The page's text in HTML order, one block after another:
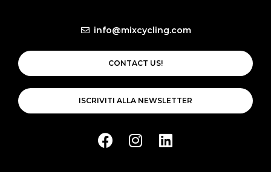
info@mixcycling.com
CONTACT US!
ISCRIVITI ALLA NEWSLETTER